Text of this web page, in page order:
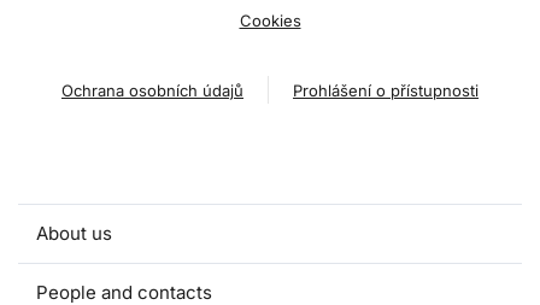
Cookies
Ochrana osobních údajů Prohlášení o přístupnosti
About us
People and contacts